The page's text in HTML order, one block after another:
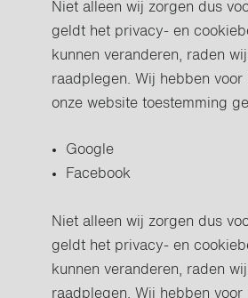
Niet alleen wij zorgen dus
geldt het privacy- en
kunnen veranderen, raden
raadplegen. Wij hebben
onze website toestemming
Google
Facebook
Niet alleen wij zorgen dus
geldt het privacy- en
kunnen veranderen, raden
raadplegen. Wij hebben